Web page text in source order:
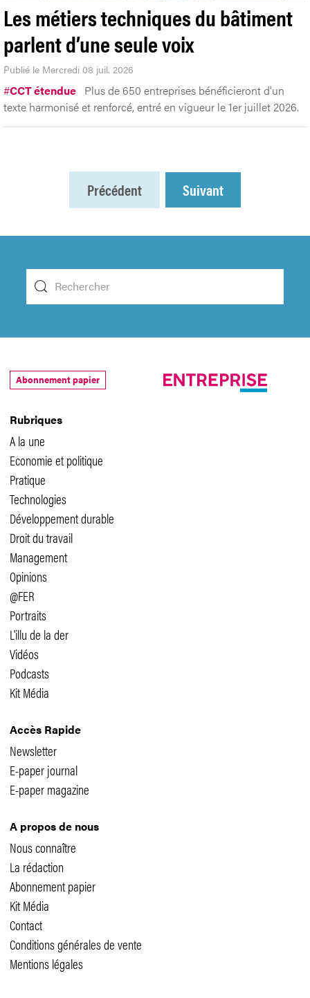
Les métiers techniques du bâtiment
parlent d’une seule voix
Publié le Mercredi 08 juil. 2026
#CCT étendue Plus de 650 entreprises bénéficieront d'un
texte harmonisé et renforcé, entré en vigueur le 1er juillet 2026.
Précédent Suivant
Rubriques
A la une
Economie et politique
Pratique
Technologies
Développement durable
Droit du travail
Management
Opinions
@FER
Portraits
L'illu de la der
Vidéos
Podcasts
Kit Média
Accès Rapide
Newsletter
E-paper journal
E-paper magazine
A propos de nous
Nous connaître
La rédaction
Abonnement papier
Kit Média
Contact
Conditions générales de vente
Mentions légales
Abonnement papier